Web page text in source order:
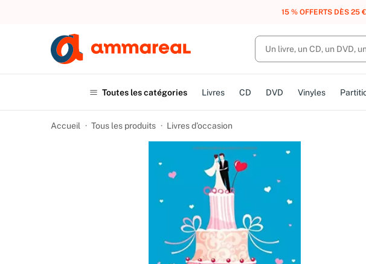
UN ACHAT, DES POINTS, DES
Toutes les catégories Livres CD DVD Vinyles
Accueil Tous les produits Livres d’occasion